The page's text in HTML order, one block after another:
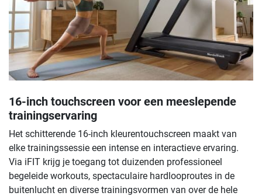
16-inch touchscreen voor een meeslepende
trainingservaring
Het schitterende 16-inch kleurentouchscreen maakt van
elke trainingssessie een intense en interactieve ervaring.
Via iFIT krijg je toegang tot duizenden professioneel
begeleide workouts, spectaculaire hardlooproutes in de
buitenlucht en diverse trainingsvormen van over de hele